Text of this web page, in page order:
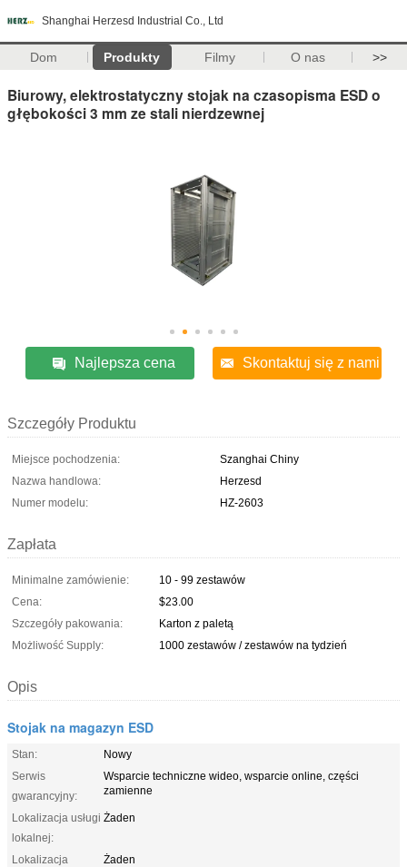
Shanghai Herzesd Industrial Co., Ltd
Dom Produkty Filmy O nas >>
Biurowy, elektrostatyczny stojak na czasopisma ESD o
głębokości 3 mm ze stali nierdzewnej
Najlepsza cena Skontaktuj się z nami
Szczegóły Produktu
Miejsce pochodzenia:
Szanghai Chiny
Nazwa handlowa:
Herzesd
Numer modelu:
HZ-2603
Zapłata
Minimalne zamówienie:
10 - 99 zestawów
Cena:
$23.00
Szczegóły pakowania:
Karton z paletą
Możliwość Supply:
1000 zestawów / zestawów na tydzień
Opis
Stojak na magazyn ESD
Stan:
Nowy
Serwis
gwarancyjny:
Wsparcie techniczne wideo, wsparcie online, części
zamienne
Lokalizacja usługi
lokalnej:
Żaden
Lokalizacja
Żaden